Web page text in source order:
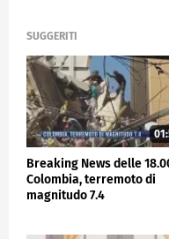
SUGGERITI
Breaking News delle
Colombia, terremoto di
magnitudo 7.4